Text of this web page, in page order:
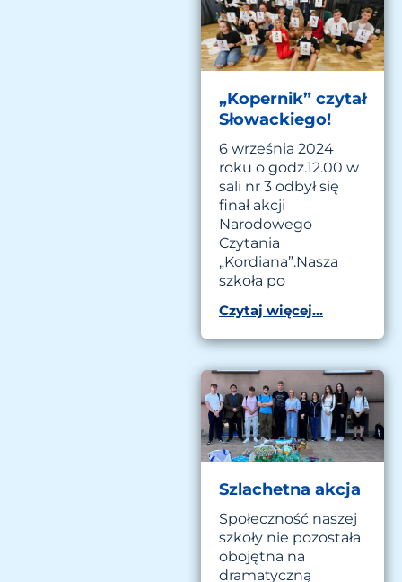
„Kopernik” czytał
Słowackiego!
6 września 2024
roku o godz.12.00 w
sali nr 3 odbył się
finał akcji
Narodowego
Czytania
„Kordiana”.Nasza
szkoła po
Czytaj więcej...
Szlachetna akcja
Społeczność naszej
szkoły nie pozostała
obojętna na
dramatyczną